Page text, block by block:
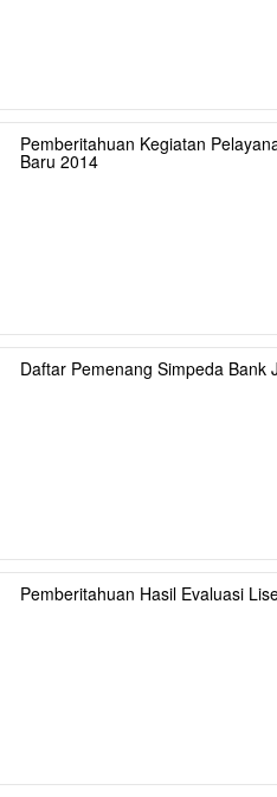
Pemberitahuan Kegiatan
Baru 2014
Daftar Pemenang Simpeda Bank
Pemberitahuan Hasil Evaluasi